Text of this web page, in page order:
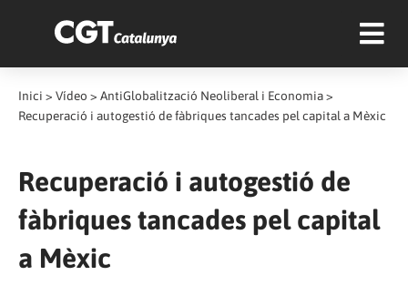
Inici > Vídeo > AntiGlobalització Neoliberal i Economia>
Recuperació i autogestió de fàbriques tancades pel capital a Mèxic
Recuperació i autogestió de
fàbriques tancades pel capital
a Mèxic